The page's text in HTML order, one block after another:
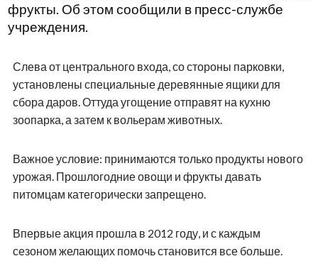
фрукты. Об этом сообщили в пресс-службе
учреждения.
Слева от центрального входа, со стороны парковки,
установлены специальные деревянные ящики для
сбора даров. Оттуда угощение отправят на кухню
зоопарка, а затем к вольерам животных.
Важное условие: принимаются только продукты нового
урожая. Прошлогодние овощи и фрукты давать
питомцам категорически запрещено.
Впервые акция прошла в 2012 году, и с каждым
сезоном желающих помочь становится все больше.